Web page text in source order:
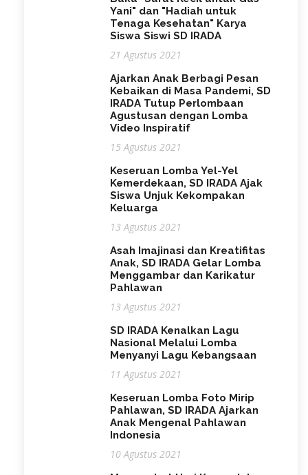
Yani" dan "Hadiah untuk
Tenaga Kesehatan" Karya
Siswa Siswi SD IRADA
21 Agustus 2021
Ajarkan Anak Berbagi Pesan
Kebaikan di Masa Pandemi, SD
IRADA Tutup Perlombaan
Agustusan dengan Lomba
Video Inspiratif
15 Agustus 2021
Keseruan Lomba Yel-Yel
Kemerdekaan, SD IRADA Ajak
Siswa Unjuk Kekompakan
Keluarga
13 Agustus 2021
Asah Imajinasi dan Kreatifitas
Anak, SD IRADA Gelar Lomba
Menggambar dan Karikatur
Pahlawan
13 Agustus 2021
SD IRADA Kenalkan Lagu
Nasional Melalui Lomba
Menyanyi Lagu Kebangsaan
11 Agustus 2021
Keseruan Lomba Foto Mirip
Pahlawan, SD IRADA Ajarkan
Anak Mengenal Pahlawan
Indonesia
10 Agustus 2021